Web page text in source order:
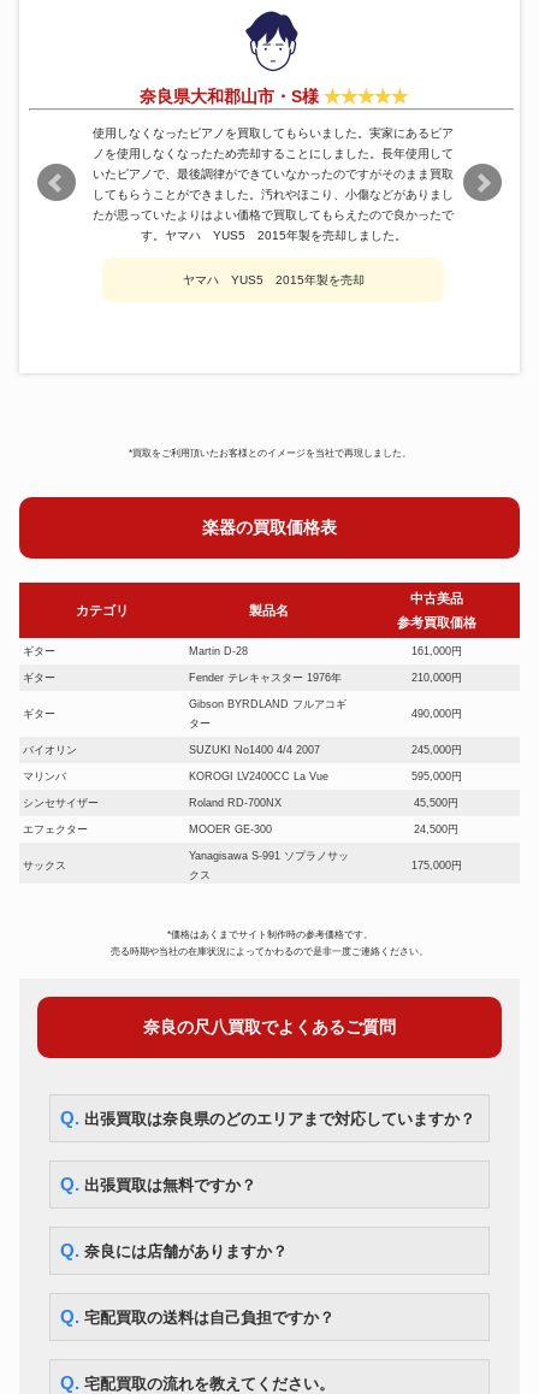
奈良県大和郡山市・S様
使用しなくなったピアノを買取してもらいました。実家にあるピア
ノを使用しなくなったため売却することにしました。長年使用して
いたピアノで、最後調律ができていなかったのですがそのまま買取
してもらうことができました。汚れやほこり、小傷などがありまし
たが思っていたよりはよい価格で買取してもらえたので良かったで
す。ヤマハ YUS5 2015年製を売却しました。
ヤマハ YUS5 2015年製を売却
*買取をご利用頂いたお客様とのイメージを当社で再現しました。
楽器の買取価格表
カテゴリ 製品名
中古美品
参考買取価格
ギター Martin D-28 161,000円
ギター Fender テレキャスター 1976年 210,000円
ギター
Gibson BYRDLAND フルアコギ
ター
490,000円
バイオリン SUZUKI No1400 4/4 2007 245,000円
マリンバ KOROGI LV2400CC La Vue 595,000円
シンセサイザー Roland RD-700NX 45,500円
エフェクター MOOER GE-300 24,500円
サックス
Yanagisawa S-991 ソプラノサッ
クス
175,000円
Fossati FJ-77 154,000円
フルート Muramatsu Flute EXIII 63,000円
ヤマハ 450
コルネット
トランペット
ML
73,500円
トロンボーン 105,000円
ホルン
F.BESSON BE-702 フレンチホ
62,300円
ユーフォニアム ウィルソン TA-2900
*価格はあくまでサイト制作時の参考価格です。
売る時期や当社の在庫状況によってかわるので是非一度ご連絡ください。
奈良の尺八買取でよくあるご質問
Q. 出張買取は奈良県のどのエリアまで対応していますか？
Q. 出張買取は無料ですか？
Q. 奈良には店舗がありますか？
Q. 宅配買取の送料は自己負担ですか？
Q. 宅配買取の流れを教えてください。